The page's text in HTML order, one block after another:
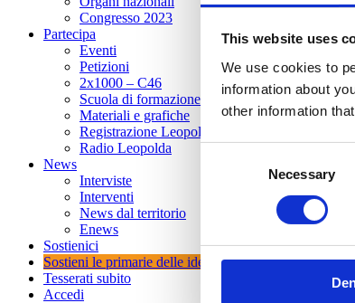
This website uses
We use cookies to
information about
other information
Necessary
Congresso 2023
Partecipa
Eventi
Petizioni
2x1000 – C46
Scuola di formazione Meritare l’Europa
Materiali e grafiche
Registrazione Leopolda 14 - 2026
Radio Leopolda
News
Interviste
Interventi
News dal territorio
Enews
Sostienici
Sostieni le primarie delle idee
Tesserati subito
Accedi